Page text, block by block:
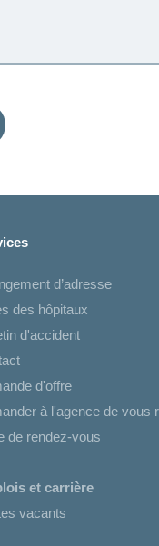
d’adresse
des hôpitaux
d'accident
d'offre
à l'agence de vous
de rendez-vous
et carrière
vacants